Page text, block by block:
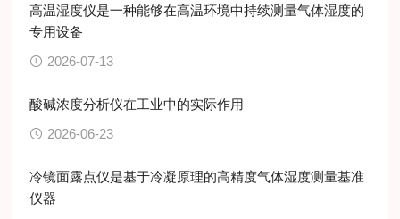
高温湿度仪是一种能够在高温环境中持续测量气体湿度的
专用设备
2026-07-13
酸碱浓度分析仪在工业中的实际作用
2026-06-23
冷镜面露点仪是基于冷凝原理的高精度气体湿度测量基准
仪器